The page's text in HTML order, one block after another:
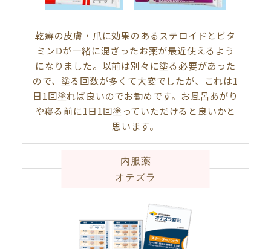
乾癬の皮膚・爪に効果のあるステロイドとビタ
ミンDが一緒に混ざったお薬が最近使えるよう
になりました。以前は別々に塗る必要があった
ので、塗る回数が多くて大変でしたが、これは1
日1回塗れば良いのでお勧めです。お風呂あがり
や寝る前に1日1回塗っていただけると良いかと
思います。
内服薬
オテズラ